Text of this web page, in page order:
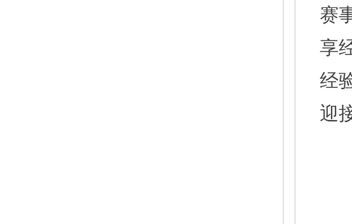
赛
享
经
迎